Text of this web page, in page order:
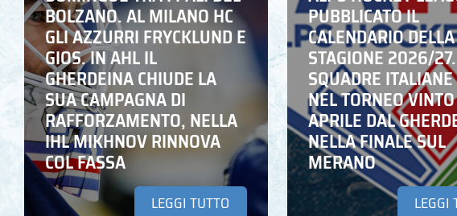
BOLZANO. AL MILANO HC
GLI AZZURRI FRYCKLUND E
GIOS. IN AHL IL
GHERDEINA CHIUDE LA
SUA CAMPAGNA DI
RAFFORZAMENTO, NELLA
IHL MIKHNOV RINNOVA
COL FASSA
LEGGI TUTTO
PUBBLICATO IL
CALENDARIO DELLA
STAGIONE 2026/
SQUADRE
NEL TORNEO
APRILE DAL
NELLA FINALE SUL
MERANO
LEGGI